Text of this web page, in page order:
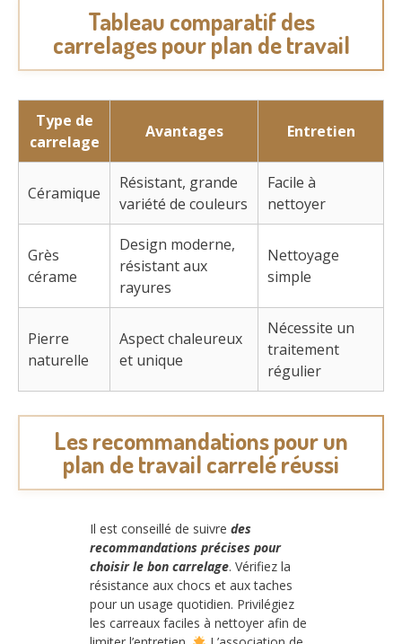
Tableau comparatif des
carrelages pour plan de travail
Type de
carrelage
Avantages Entretien
Céramique
Résistant, grande
variété de couleurs
Facile à
nettoyer
Grès
cérame
Design moderne,
résistant aux
rayures
Nettoyage
simple
Pierre
naturelle
Aspect chaleureux
et unique
Nécessite un
traitement
régulier
Les recommandations pour un
plan de travail carrelé réussi
Il est conseillé de suivre des
recommandations précises pour
choisir le bon carrelage. Vérifiez la
résistance aux chocs et aux taches
pour un usage quotidien. Privilégiez
les carreaux faciles à nettoyer afin de